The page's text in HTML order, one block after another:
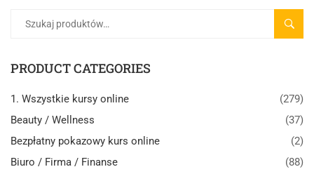
PRODUCT CATEGORIES
1. Wszystkie kursy online
(279)
Beauty / Wellness
(37)
Bezpłatny pokazowy kurs online
(2)
Biuro / Firma / Finanse
(88)